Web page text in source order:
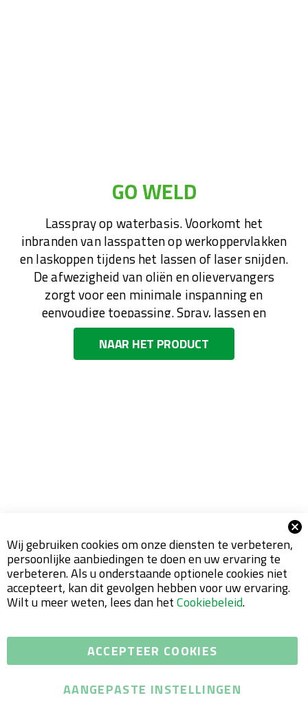
GO WELD
Lasspray op waterbasis. Voorkomt het
inbranden van lasspatten op werkoppervlakken
en laskoppen tijdens het lassen of laser snijden.
De afwezigheid van oliën en olievervangers
zorgt voor een minimale inspanning en
eenvoudige toepassing. Spray, lassen en
afvegen!
NAAR HET PRODUCT
GREASE GUN PRO
Professioneel smeerpistool. Duurzaam en
met een consistentie klasse tot NLGI 3.
Wij gebruiken cookies om onze diensten te verbeteren,
persoonlijke aanbiedingen te doen en uw ervaring te
verbeteren. Als u onderstaande optionele cookies niet
accepteert, kan dit gevolgen hebben voor uw ervaring.
Wilt u meer weten, lees dan hetCookiebeleid.
ACCEPTEER COOKIES
AANGEPASTE INSTELLINGEN